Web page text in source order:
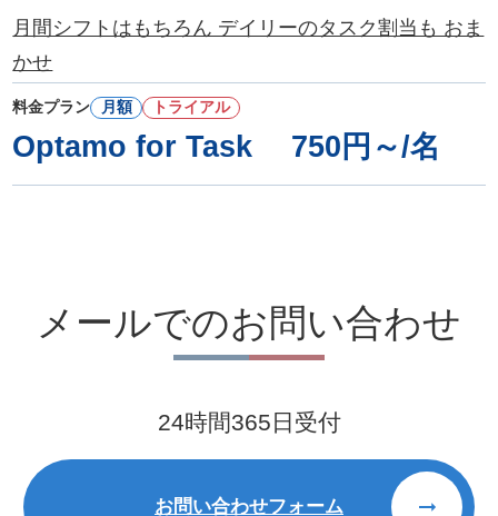
月間シフトはもちろん デイリーのタスク割当も おま
かせ
料金プラン 月額 トライアル
Optamo for Task 750円～/名
メールでのお問い合わせ
24時間365日受付
お問い合わせフォーム